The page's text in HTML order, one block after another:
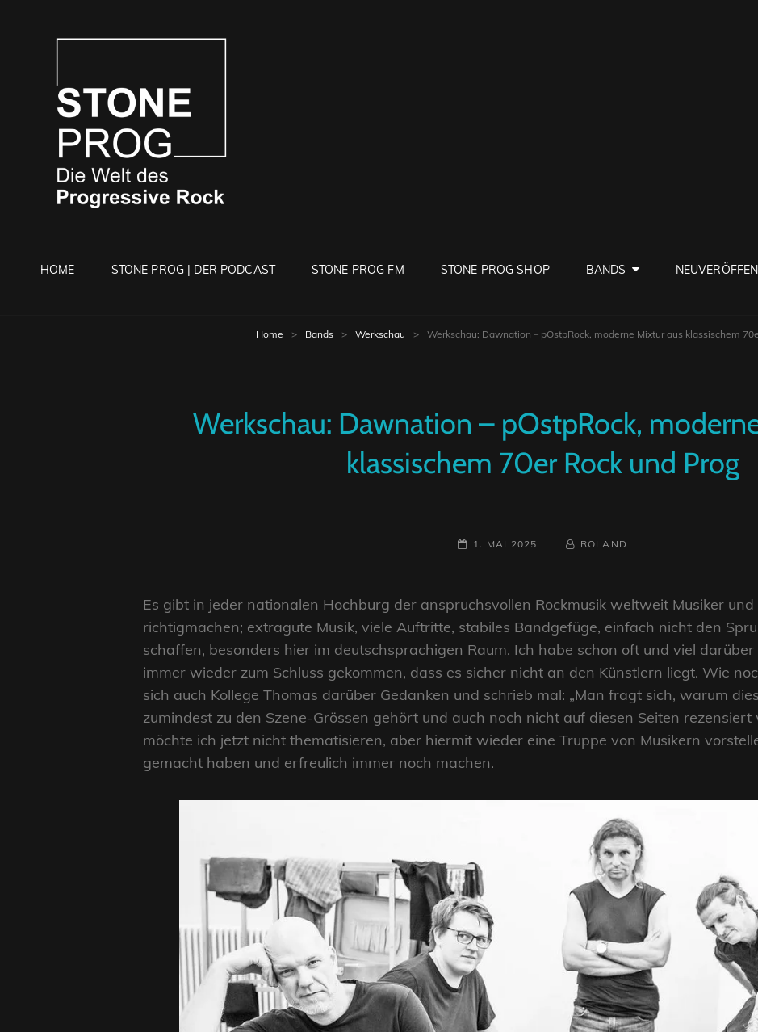
HOME STONE PROG | DER PODCAST STONE PROG FM STONE PROG SHOP BANDS
Home > Bands > Werkschau > Werkschau: Dawnation – pOstpRock, moderne Mixtur aus klassischem
Werkschau: Dawnation – pOstpRock,
klassischem 70er Rock und Prog
POSTED-
1. MAI 2025
BY
BYLINE
ROLAND
Es gibt in jeder nationalen Hochburg der anspruchsvollen Rockmusik weltweit Musiker
richtigmachen; extragute Musik, viele Auftritte, stabiles Bandgefüge, einfach nicht den
schaffen, besonders hier im deutschsprachigen Raum. Ich habe schon oft und viel
immer wieder zum Schluss gekommen, dass es sicher nicht an den Künstlern liegt. Wie
sich auch Kollege Thomas darüber Gedanken und schrieb mal: „Man fragt sich, warum
zumindest zu den Szene-Grössen gehört und auch noch nicht auf diesen Seiten rezensiert
möchte ich jetzt nicht thematisieren, aber hiermit wieder eine Truppe von Musikern
gemacht haben und erfreulich immer noch machen.